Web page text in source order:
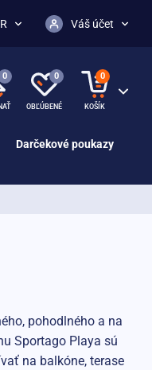
Váš účet
0 0
OBĽÚBENÉ
0
KOŠÍK
Darčekové poukazy
pohodlného a na
Sportago Playa sú
na balkóne, terase